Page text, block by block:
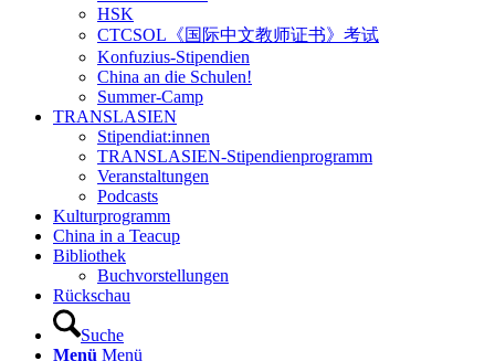
HSK
CTCSOL《国际中文教师证书》考试
Konfuzius-Stipendien
China an die Schulen!
Summer-Camp
TRANSLASIEN
Stipendiat:innen
TRANSLASIEN-Stipendienprogramm
Veranstaltungen
Podcasts
Kulturprogramm
China in a Teacup
Bibliothek
Buchvorstellungen
Rückschau
Suche
Menü Menü